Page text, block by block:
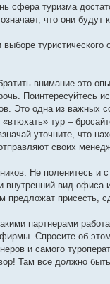
сфера туризма
что они будут
туристического
внимание это
Поинтересуйтесь
Это одна из важных
тур –
уточните, что
своих
Не поленитесь и
вид офиса
предложат
партнерами
Спросите об
и самого
Там все должно